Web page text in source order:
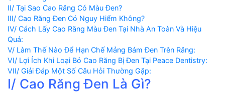
II/ Tại Sao Cao Răng Có Màu Đen?
III/ Cao Răng Đen Có Nguy Hiểm Không?
IV/ Cách Lấy Cao Răng Màu Đen Tại Nhà An Toàn Và Hiệu
Quả:
V/ Làm Thế Nào Để Hạn Chế Mảng Bám Đen Trên Răng:
VI/ Lợi Ích Khi Loại Bỏ Cao Răng Bị Đen Tại Peace Dentistry:
VII/ Giải Đáp Một Số Câu Hỏi Thường Gặp:
I/ Cao Răng Đen Là Gì?